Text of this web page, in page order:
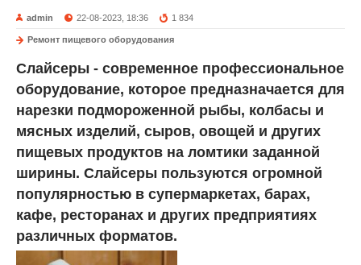
admin 22-08-2023, 18:36 1 834
Ремонт пищевого оборудования
Слайсеры - современное профессиональное
оборудование, которое предназначается для
нарезки подмороженной рыбы, колбасы и
мясных изделий, сыров, овощей и других
пищевых продуктов на ломтики заданной
ширины. Слайсеры пользуются огромной
популярностью в супермаркетах, барах,
кафе, ресторанах и других предприятиях
различных форматов.